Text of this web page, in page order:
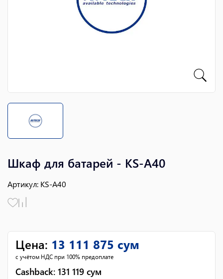
Шкаф для батарей - KS-A40
Артикул: KS-A40
Цена: 13 111 875 сум
с учётом НДС при 100% предоплате
Cashback: 131 119 сум